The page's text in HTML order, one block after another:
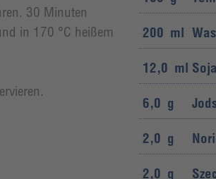
200 ml
12,0 ml
6,0 g
2,0 g
2,0 g
30 Minuten
in 170 °C heißem